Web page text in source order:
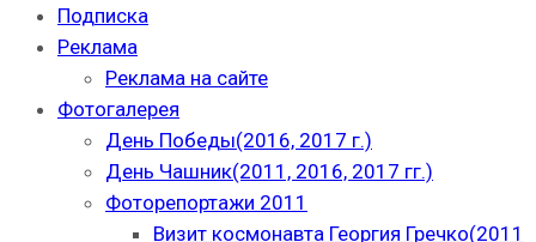
Подписка
Реклама
Реклама на сайте
Фотогалерея
День Победы(2016, 2017 г.)
День Чашник(2011, 2016, 2017 гг.)
Фоторепортажи 2011
Визит космонавта Георгия Гречко(2011